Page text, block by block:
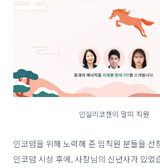
인실리코젠의 말띠 직원
인코덤을 위해 노력해 준 임직원 분들을 선
인코덤 시상 후에, 사장님의 신년사가 있었